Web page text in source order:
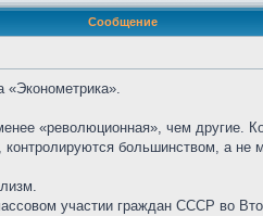
Сообщение
«Эконометрика».
«революционная», чем другие.
большинством, а
участии граждан СССР во